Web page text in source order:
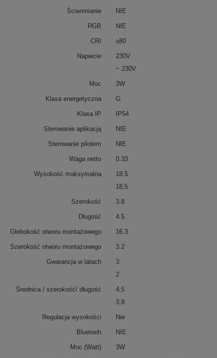
Ściemnianie NIE
RGB NIE
CRI ≥80
Napiecie
230V
~ 230V
Moc 3W
Klasa energetyczna G
Klasa IP IP54
Sterowanie aplikacją NIE
Sterowanie pilotem NIE
Waga netto 0.33
Wysokość maksymalna
18.5
18,5
Szerokość 3.8
Długość 4.5
Głebokość otworu montażowego 16.3
Szerokość otworu montażowego 3.2
Gwarancja w latach
3
2
Średnica / szerokość/ długość
4,5
3,8
Regulacja wysokości Nie
Bluetooh NIE
Moc (Watt) 3W